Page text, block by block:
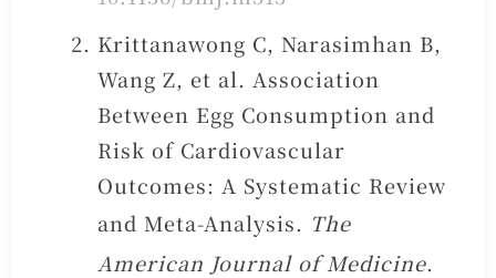
Krittanawong C, Narasimhan B,
Wang Z, et al. Association
Between Egg Consumption and
Risk of Cardiovascular
Outcomes: A Systematic Review
and Meta-Analysis. The
American Journal of Medicine.